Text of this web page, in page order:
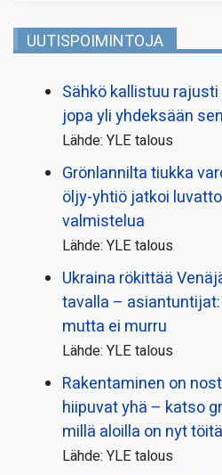
UUTISPOIMINTOJA
Sähkö kallistuu
jopa yli yhdeksään
Lähde: YLE talous
Grönlannilta tiukka
öljy-yhtiö jatkoi
valmistelua
Lähde: YLE talous
Ukraina rökittää
tavalla –
mutta ei murru
Lähde: YLE talous
Rakentaminen on
hiipuvat yhä – katso
millä aloilla on nyt töitä
Lähde: YLE talous